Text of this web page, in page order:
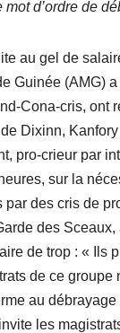
d’ordre de
au gel de
Guinée (AMG)
Cona-cris, ont
Dixinn,
pro-crieur par
sur la
des cris de
des
de trop : «
de ce
au
les